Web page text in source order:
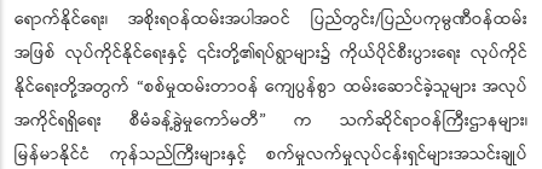
ရောက်နိုင်ရေး၊ အစိုးရဝန်ထမ်းအပါအဝင် ပြည်တွင်း/ပြည်ပကုမ္ပဏီဝန်ထမ်း
အဖြစ် လုပ်ကိုင်နိုင်ရေးနှင့် ၎င်းတို့၏ရပ်ရွာများ၌ ကိုယ်ပိုင်စီးပွားရေး လုပ်ကိုင်
နိုင်ရေးတို့အတွက် “စစ်မှုထမ်းတာဝန် ကျေပွန်စွာ ထမ်းဆောင်ခဲ့သူများ အလုပ်
အကိုင်ရရှိရေး စီမံခန့်ခွဲမှုကော်မတီ” က သက်ဆိုင်ရာဝန်ကြီးဌာနများ၊
မြန်မာနိုင်ငံ ကုန်သည်ကြီးများနှင့် စက်မှုလက်မှုလုပ်ငန်းရှင်များအသင်းချုပ်